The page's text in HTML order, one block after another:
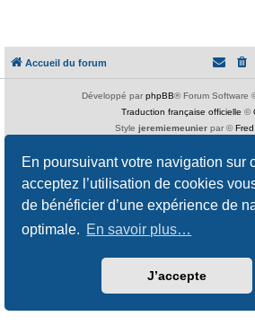
En poursuivant votre navigation sur
acceptez l’utilisation de cookies
de bénéficier d’une expérience de
optimale. En savoir plus…
J’accepte
Accueil du forum
Développé par phpBB® Forum Software
Traduction française officielle ©
Style jeremiemeunierpar ©